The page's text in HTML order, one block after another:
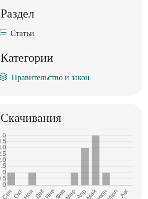
Раздел
Статьи
Категории
Правительство и закон
Скачивания